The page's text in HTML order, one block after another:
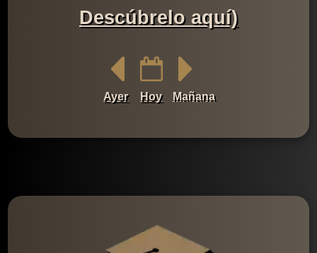
Descúbrelo aquí)
Ayer Hoy Mañana